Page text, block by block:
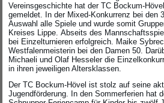
Vereinsgeschichte hat der TC Bockum-
gemeldet. In der Mixed-Konkurrenz bei den
Auswahl alle Spiele und wurde somit
Kreises Lippe. Abseits des
bei Einzelturnieren erfolgreich. Maike
Westfalenmeisterin bei den Damen 50.
Michaeli und Olaf Hesseler die
in ihren jeweiligen Altersklassen.
Der TC Bockum-Hövel ist stolz auf seine
Jugendförderung. In den Sommerferien hat